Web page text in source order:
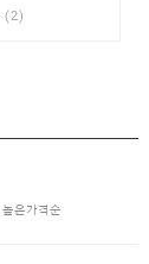
(2)
높은가격순